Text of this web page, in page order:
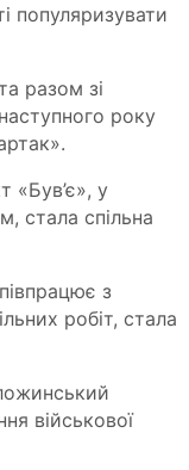
популяризувати
разом зі
року
«Був’є», у
стала спільна
з
робіт, стала
військової